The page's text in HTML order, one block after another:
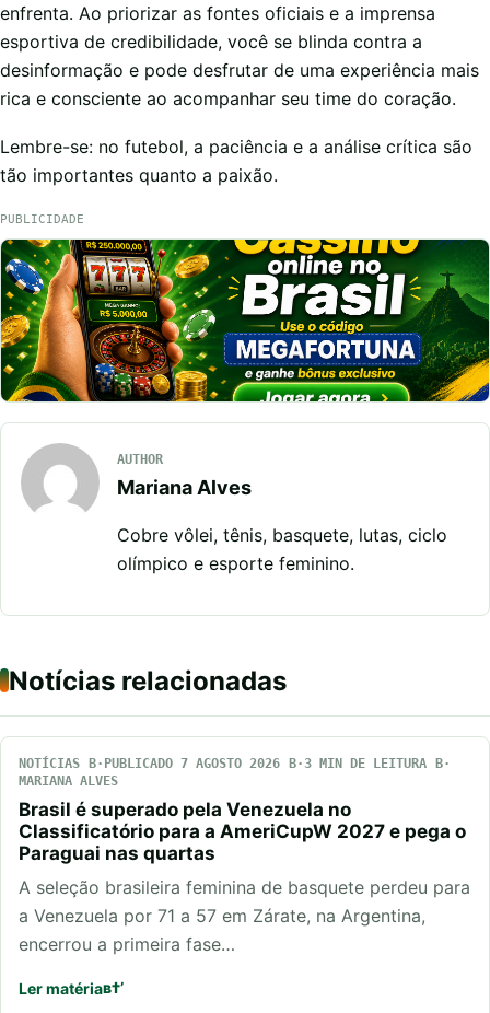
enfrenta. Ao priorizar as fontes oficiais e a imprensa
esportiva de credibilidade, você se blinda contra a
desinformação e pode desfrutar de uma experiência mais
rica e consciente ao acompanhar seu time do coração.
Lembre-se: no futebol, a paciência e a análise crítica são
tão importantes quanto a paixão.
PUBLICIDADE
AUTHOR
Mariana Alves
Cobre vôlei, tênis, basquete, lutas, ciclo
olímpico e esporte feminino.
Notícias relacionadas
NOTÍCIAS PUBLICADO 7 AGOSTO 2026
3 MIN DE LEITURA
MARIANA ALVES
Brasil é superado pela Venezuela no
Classificatório para a AmeriCupW 2027 e pega o
Paraguai nas quartas
A seleção brasileira feminina de basquete perdeu para
a Venezuela por 71 a 57 em Zárate, na Argentina,
encerrou a primeira fase…
Ler matéria